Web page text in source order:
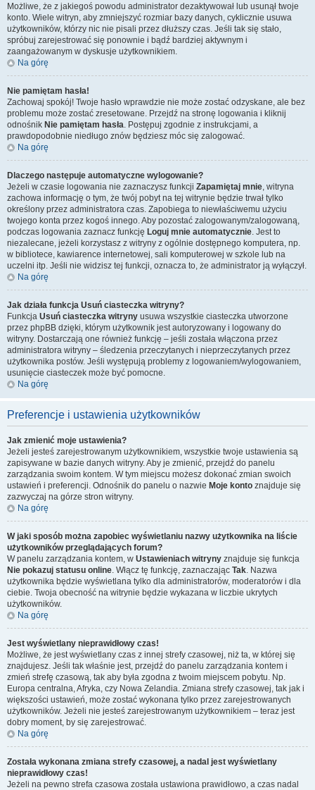
Możliwe, że z jakiegoś powodu administrator dezaktywował lub usunął twoje
konto. Wiele witryn, aby zmniejszyć rozmiar bazy danych, cyklicznie usuwa
użytkowników, którzy nic nie pisali przez dłuższy czas. Jeśli tak się stało,
spróbuj zarejestrować się ponownie i bądź bardziej aktywnym i
zaangażowanym w dyskusje użytkownikiem.
Na górę
Nie pamiętam hasła!
Zachowaj spokój! Twoje hasło wprawdzie nie może zostać odzyskane, ale bez
problemu może zostać zresetowane. Przejdź na stronę logowania i kliknij
odnośnik Nie pamiętam hasła. Postępuj zgodnie z instrukcjami, a
prawdopodobnie niedługo znów będziesz móc się zalogować.
Na górę
Dlaczego następuje automatyczne wylogowanie?
Jeżeli w czasie logowania nie zaznaczysz funkcji Zapamiętaj mnie, witryna
zachowa informację o tym, że twój pobyt na tej witrynie będzie trwał tylko
określony przez administratora czas. Zapobiega to niewłaściwemu użyciu
twojego konta przez kogoś innego. Aby pozostać zalogowanym/zalogowaną,
podczas logowania zaznacz funkcję Loguj mnie automatycznie. Jest to
niezalecane, jeżeli korzystasz z witryny z ogólnie dostępnego komputera, np.
w bibliotece, kawiarence internetowej, sali komputerowej w szkole lub na
uczelni itp. Jeśli nie widzisz tej funkcji, oznacza to, że administrator ją wyłączył.
Na górę
Jak działa funkcja Usuń ciasteczka witryny?
Funkcja Usuń ciasteczka witryny usuwa wszystkie ciasteczka utworzone
przez phpBB dzięki, którym użytkownik jest autoryzowany i logowany do
witryny. Dostarczają one również funkcję – jeśli została włączona przez
administratora witryny – śledzenia przeczytanych i nieprzeczytanych przez
użytkownika postów. Jeśli występują problemy z logowaniem/wylogowaniem,
usunięcie ciasteczek może być pomocne.
Na górę
Preferencje i ustawienia użytkowników
Jak zmienić moje ustawienia?
Jeżeli jesteś zarejestrowanym użytkownikiem, wszystkie twoje ustawienia są
zapisywane w bazie danych witryny. Aby je zmienić, przejdź do panelu
zarządzania swoim kontem. W tym miejscu możesz dokonać zmian swoich
ustawień i preferencji. Odnośnik do panelu o nazwie Moje konto znajduje się
zazwyczaj na górze stron witryny.
Na górę
W jaki sposób można zapobiec wyświetlaniu nazwy użytkownika na liście
użytkowników przeglądających forum?
W panelu zarządzania kontem, w Ustawieniach witryny znajduje się funkcja
Nie pokazuj statusu online. Włącz tę funkcję, zaznaczając Tak. Nazwa
użytkownika będzie wyświetlana tylko dla administratorów, moderatorów i dla
ciebie. Twoja obecność na witrynie będzie wykazana w liczbie ukrytych
użytkowników.
Na górę
Jest wyświetlany nieprawidłowy czas!
Możliwe, że jest wyświetlany czas z innej strefy czasowej, niż ta, w której się
znajdujesz. Jeśli tak właśnie jest, przejdź do panelu zarządzania kontem i
zmień strefę czasową, tak aby była zgodna z twoim miejscem pobytu. Np.
Europa centralna, Afryka, czy Nowa Zelandia. Zmiana strefy czasowej, tak jak i
większości ustawień, może zostać wykonana tylko przez zarejestrowanych
użytkowników. Jeżeli nie jesteś zarejestrowanym użytkownikiem – teraz jest
dobry moment, by się zarejestrować.
Na górę
Została wykonana zmiana strefy czasowej, a nadal jest wyświetlany
nieprawidłowy czas!
Jeżeli na pewno strefa czasowa została ustawiona prawidłowo, a czas nadal